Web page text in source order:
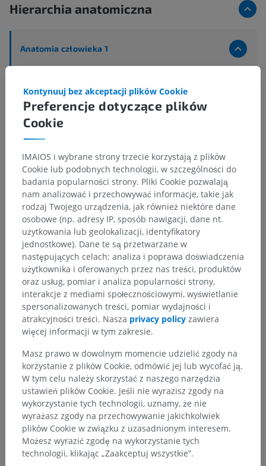
Hierarchia anatomiczna
Anatomia człowieka 1
Powiązane struktury:
Połączenie ścisłe
Staw maziówkowy
Połączenie chrząstkowe; staw półścisły
Tłumaczenia
Zauważyłeś błąd?
Zachęcamy do przesyłania sugestii poprawek,
tłumaczeń lub innych treści, które przełożą się na
lepszą jakość materiałów.
POBIERZ APLIKACJĘ
Preferencje dotyczące plików
Cookie
Kontynuuj bez akceptacji plików Cookie
IMAIOS i wybrane strony trzecie korzystają z plików
Cookie lub podobnych technologii, w szczególności do
badania popularności strony. Pliki Cookie pozwalają
nam analizować i przechowywać informacje, takie jak
rodzaj Twojego urządzenia, jak również niektóre dane
osobowe (np. adresy IP, sposób nawigacji, dane nt.
użytkowania lub geolokalizacji, identyfikatory
jednostkowe). Dane te są przetwarzane w
następujących celach: analiza i poprawa doświadczenia
użytkownika i oferowanych przez nas treści, produktów
oraz usług, pomiar i analiza popularności strony,
interakcje z mediami społecznościowymi, wyświetlanie
spersonalizowanych treści, pomiar wydajności i
atrakcyjności treści. Nasza privacy policy zawiera
więcej informacji w tym zakresie.
Masz prawo w dowolnym momencie udzielić zgody na
korzystanie z plików Cookie, odmówić jej lub wycofać ją.
W tym celu należy skorzystać z naszego narzędzia
ustawień plików Cookie. Jeśli nie wyrazisz zgody na
wykorzystanie tych technologii, uznamy, że nie
wyrażasz zgody na przechowywanie jakichkolwiek
plików Cookie w związku z uzasadnionym interesem.
Możesz wyrazić zgodę na wykorzystanie tych
technologii, klikając „Zaakceptuj wszystkie”.